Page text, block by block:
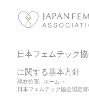
日本フェムテック
に関する基本方針
現在位置: ホーム /
日本フェムテック協会認定